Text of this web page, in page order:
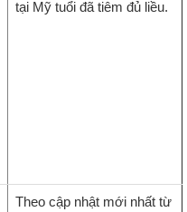
tại Mỹ tuổi đã tiêm đủ liều.
Theo cập nhật mới nhất từ